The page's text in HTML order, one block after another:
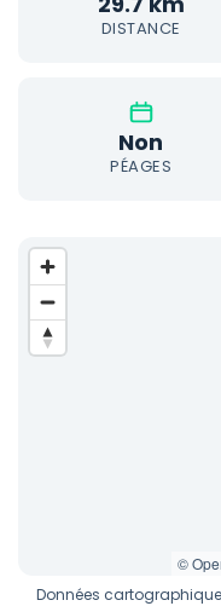
DISTANCE
Non
PÉAGES
©
Données